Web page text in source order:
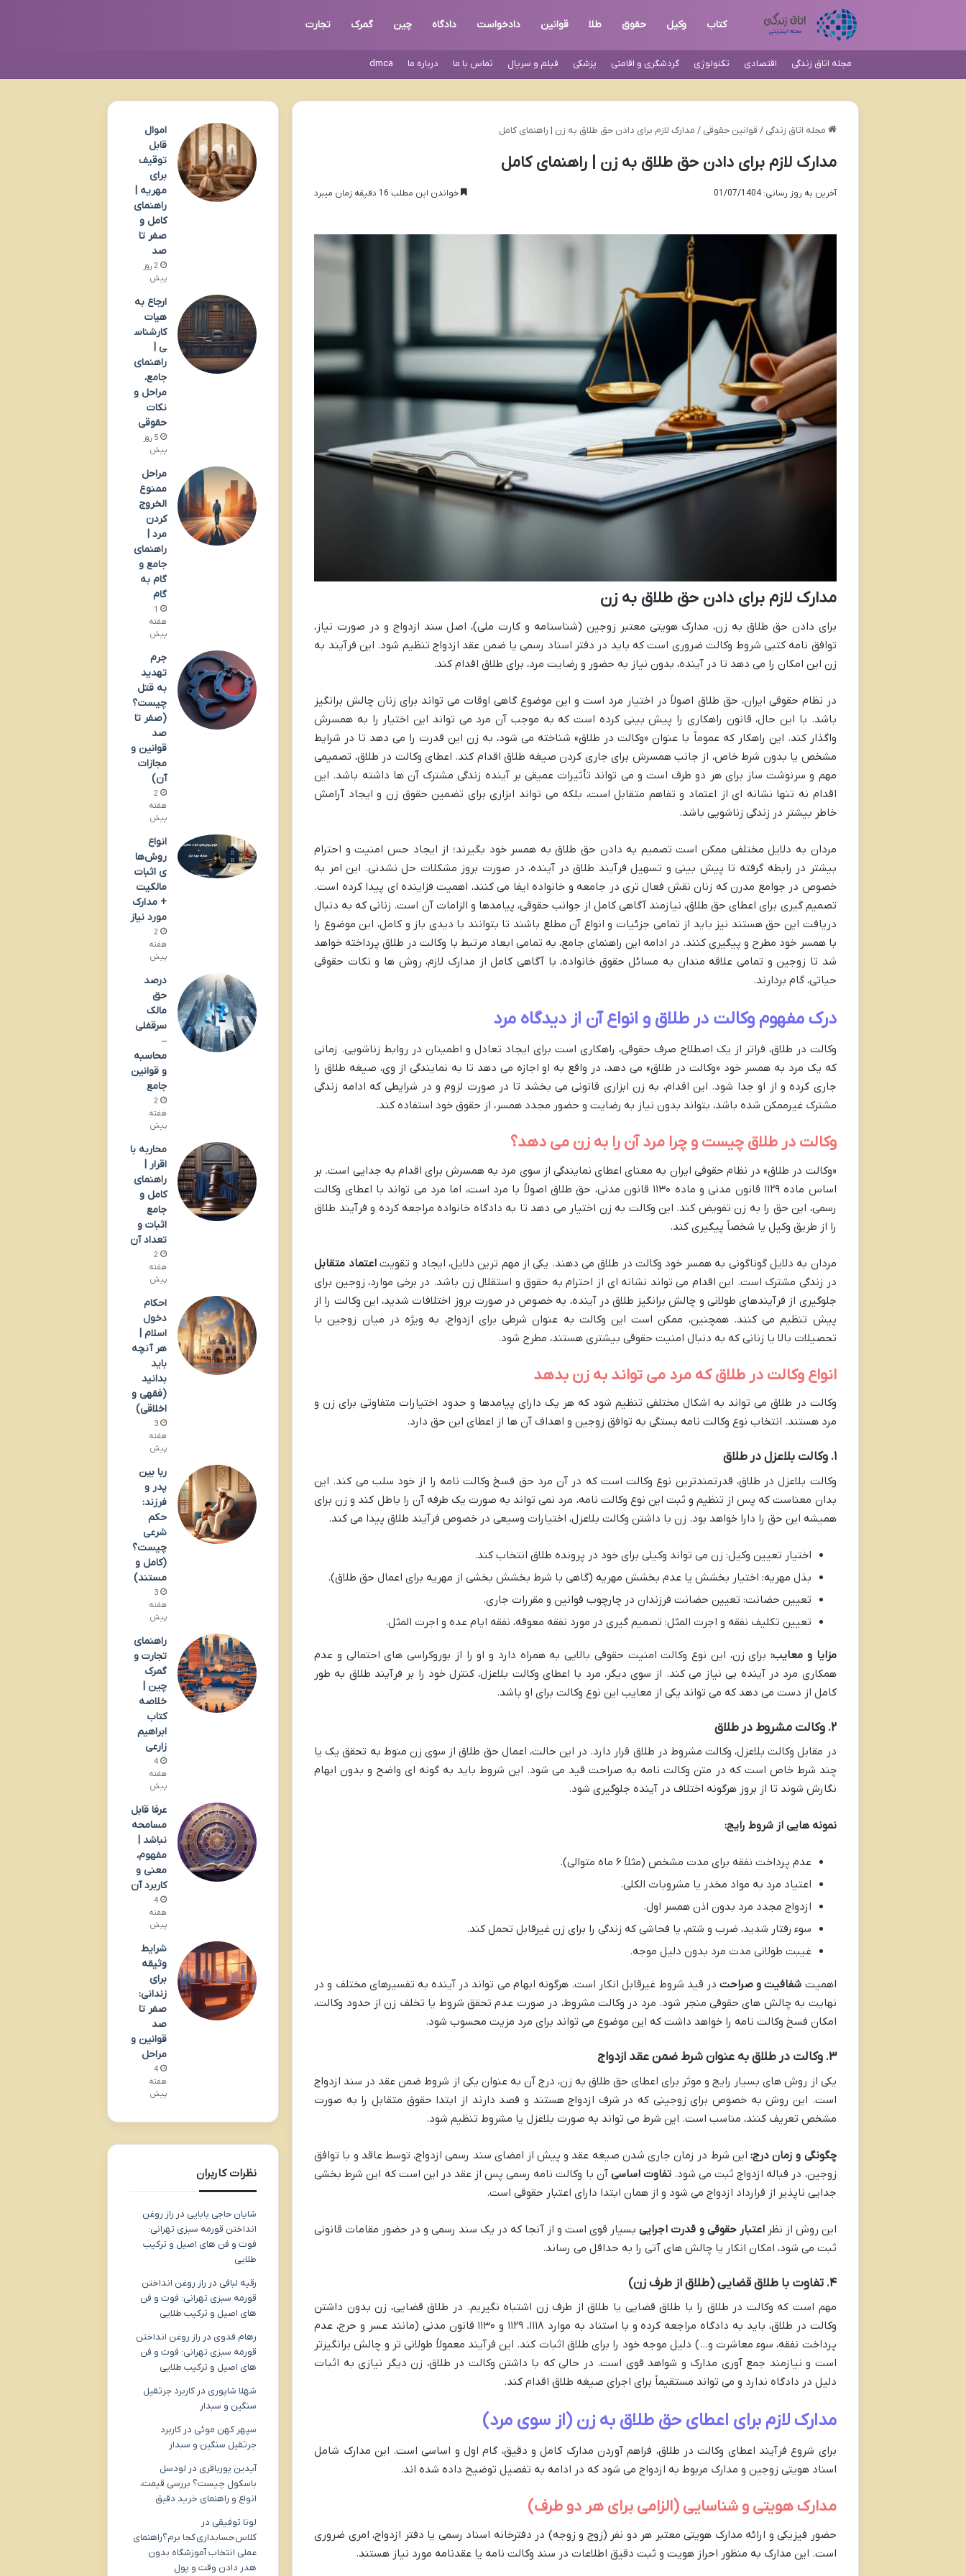
کتاب وکیل حقوق طلا قوانین دادخواست دادگاه چین گمرک تجارت
مجله اتاق زندگی اقتصادی تکنولوژی گردشگری و اقامتی پزشکی فیلم و سریال تماس با ما درباره ما dmca
مجله اتاق زندگی / قوانین حقوقی / مدارک لازم برای دادن حق طلاق به زن | راهنمای کامل
مدارک لازم برای دادن حق طلاق به زن | راهنمای کامل
آخرین به روز رسانی: 01/07/1404 خواندن این مطلب 16 دقیقه زمان میبرد
مدارک لازم برای دادن حق طلاق به زن
برای دادن حق طلاق به زن، مدارک هویتی معتبر زوجین (شناسنامه و کارت ملی)، اصل سند ازدواج و در صورت نیاز،
توافق نامه کتبی شروط وکالت ضروری است که باید در دفتر اسناد رسمی یا ضمن عقد ازدواج تنظیم شود. این فرآیند به
زن این امکان را می دهد تا در آینده، بدون نیاز به حضور و رضایت مرد، برای طلاق اقدام کند.
در نظام حقوقی ایران، حق طلاق اصولاً در اختیار مرد است و این موضوع گاهی اوقات می تواند برای زنان چالش برانگیز
باشد. با این حال، قانون راهکاری را پیش بینی کرده است که به موجب آن مرد می تواند این اختیار را به همسرش
واگذار کند. این راهکار که عموماً با عنوان «وکالت در طلاق» شناخته می شود، به زن این قدرت را می دهد تا در شرایط
مشخص یا بدون شرط خاص، از جانب همسرش برای جاری کردن صیغه طلاق اقدام کند. اعطای وکالت در طلاق، تصمیمی
مهم و سرنوشت ساز برای هر دو طرف است و می تواند تأثیرات عمیقی بر آینده زندگی مشترک آن ها داشته باشد. این
اقدام نه تنها نشانه ای از اعتماد و تفاهم متقابل است، بلکه می تواند ابزاری برای تضمین حقوق زن و ایجاد آرامش
خاطر بیشتر در زندگی زناشویی باشد.
مردان به دلایل مختلفی ممکن است تصمیم به دادن حق طلاق به همسر خود بگیرند؛ از ایجاد حس امنیت و احترام
بیشتر در رابطه گرفته تا پیش بینی و تسهیل فرآیند طلاق در آینده، در صورت بروز مشکلات حل نشدنی. این امر به
خصوص در جوامع مدرن که زنان نقش فعال تری در جامعه و خانواده ایفا می کنند، اهمیت فزاینده ای پیدا کرده است.
تصمیم گیری برای اعطای حق طلاق، نیازمند آگاهی کامل از جوانب حقوقی، پیامدها و الزامات آن است. زنانی که به دنبال
دریافت این حق هستند نیز باید از تمامی جزئیات و انواع آن مطلع باشند تا بتوانند با دیدی باز و کامل، این موضوع را
با همسر خود مطرح و پیگیری کنند. در ادامه این راهنمای جامع، به تمامی ابعاد مرتبط با وکالت در طلاق پرداخته خواهد
شد تا زوجین و تمامی علاقه مندان به مسائل حقوق خانواده، با آگاهی کامل از مدارک لازم، روش ها و نکات حقوقی
حیاتی، گام بردارند.
درک مفهوم وکالت در طلاق و انواع آن از دیدگاه مرد
وکالت در طلاق، فراتر از یک اصطلاح صرف حقوقی، راهکاری است برای ایجاد تعادل و اطمینان در روابط زناشویی. زمانی
که یک مرد به همسر خود «وکالت در طلاق» می دهد، در واقع به او اجازه می دهد تا به نمایندگی از وی، صیغه طلاق را
جاری کرده و از او جدا شود. این اقدام، به زن ابزاری قانونی می بخشد تا در صورت لزوم و در شرایطی که ادامه زندگی
مشترک غیرممکن شده باشد، بتواند بدون نیاز به رضایت و حضور مجدد همسر، از حقوق خود استفاده کند.
وکالت در طلاق چیست و چرا مرد آن را به زن می دهد؟
«وکالت در طلاق» در نظام حقوقی ایران به معنای اعطای نمایندگی از سوی مرد به همسرش برای اقدام به جدایی است. بر
اساس ماده ۱۱۲۹ قانون مدنی و ماده ۱۱۳۰ قانون مدنی، حق طلاق اصولاً با مرد است، اما مرد می تواند با اعطای وکالت
رسمی، این حق را به زن تفویض کند. این وکالت به زن اختیار می دهد تا به دادگاه خانواده مراجعه کرده و فرآیند طلاق
را از طریق وکیل یا شخصاً پیگیری کند.
مردان به دلایل گوناگونی به همسر خود وکالت در طلاق می دهند. یکی از مهم ترین دلایل، ایجاد و تقویتاعتماد متقابل
در زندگی مشترک است. این اقدام می تواند نشانه ای از احترام به حقوق و استقلال زن باشد. در برخی موارد، زوجین برای
جلوگیری از فرآیندهای طولانی و چالش برانگیز طلاق در آینده، به خصوص در صورت بروز اختلافات شدید، این وکالت را از
پیش تنظیم می کنند. همچنین، ممکن است این وکالت به عنوان شرطی برای ازدواج، به ویژه در میان زوجین با
تحصیلات بالا یا زنانی که به دنبال امنیت حقوقی بیشتری هستند، مطرح شود.
انواع وکالت در طلاق که مرد می تواند به زن بدهد
وکالت در طلاق می تواند به اشکال مختلفی تنظیم شود که هر یک دارای پیامدها و حدود اختیارات متفاوتی برای زن و
مرد هستند. انتخاب نوع وکالت نامه بستگی به توافق زوجین و اهداف آن ها از اعطای این حق دارد.
۱. وکالت بلاعزل در طلاق
وکالت بلاعزل در طلاق، قدرتمندترین نوع وکالت است که در آن مرد حق فسخ وکالت نامه را از خود سلب می کند. این
بدان معناست که پس از تنظیم و ثبت این نوع وکالت نامه، مرد نمی تواند به صورت یک طرفه آن را باطل کند و زن برای
همیشه این حق را دارا خواهد بود. زن با داشتن وکالت بلاعزل، اختیارات وسیعی در خصوص فرآیند طلاق پیدا می کند.
اختیار تعیین وکیل: زن می تواند وکیلی برای خود در پرونده طلاق انتخاب کند.
بذل مهریه: اختیار بخشش یا عدم بخشش مهریه (گاهی با شرط بخشش بخشی از مهریه برای اعمال حق طلاق).
تعیین حضانت: تعیین حضانت فرزندان در چارچوب قوانین و مقررات جاری.
تعیین تکلیف نفقه و اجرت المثل: تصمیم گیری در مورد نفقه معوقه، نفقه ایام عده و اجرت المثل.
مزایا و معایب:برای زن، این نوع وکالت امنیت حقوقی بالایی به همراه دارد و او را از بوروکراسی های احتمالی و عدم
همکاری مرد در آینده بی نیاز می کند. از سوی دیگر، مرد با اعطای وکالت بلاعزل، کنترل خود را بر فرآیند طلاق به طور
کامل از دست می دهد که می تواند یکی از معایب این نوع وکالت برای او باشد.
۲. وکالت مشروط در طلاق
در مقابل وکالت بلاعزل، وکالت مشروط در طلاق قرار دارد. در این حالت، اعمال حق طلاق از سوی زن منوط به تحقق یک یا
چند شرط خاص است که در متن وکالت نامه به صراحت قید می شود. این شروط باید به گونه ای واضح و بدون ابهام
نگارش شوند تا از بروز هرگونه اختلاف در آینده جلوگیری شود.
نمونه هایی از شروط رایج:
عدم پرداخت نفقه برای مدت مشخص (مثلاً ۶ ماه متوالی).
اعتیاد مرد به مواد مخدر یا مشروبات الکلی.
ازدواج مجدد مرد بدون اذن همسر اول.
سوء رفتار شدید، ضرب و شتم، یا فحاشی که زندگی را برای زن غیرقابل تحمل کند.
غیبت طولانی مدت مرد بدون دلیل موجه.
اهمیت شفافیت و صراحتدر قید شروط غیرقابل انکار است. هرگونه ابهام می تواند در آینده به تفسیرهای مختلف و در
نهایت به چالش های حقوقی منجر شود. مرد در وکالت مشروط، در صورت عدم تحقق شروط یا تخلف زن از حدود وکالت،
امکان فسخ وکالت نامه را خواهد داشت که این موضوع می تواند برای مرد مزیت محسوب شود.
۳. وکالت در طلاق به عنوان شرط ضمن عقد ازدواج
یکی از روش های بسیار رایج و موثر برای اعطای حق طلاق به زن، درج آن به عنوان یکی از شروط ضمن عقد در سند ازدواج
است. این روش به خصوص برای زوجینی که در شرف ازدواج هستند و قصد دارند از ابتدا حقوق متقابل را به صورت
مشخص تعریف کنند، مناسب است. این شرط می تواند به صورت بلاعزل یا مشروط تنظیم شود.
چگونگی و زمان درج:این شرط در زمان جاری شدن صیغه عقد و پیش از امضای سند رسمی ازدواج، توسط عاقد و با توافق
زوجین، در قباله ازدواج ثبت می شود.تفاوت اساسی آن با وکالت نامه رسمی پس از عقد در این است که این شرط بخشی
جدایی ناپذیر از قرارداد ازدواج می شود و از همان ابتدا دارای اعتبار حقوقی است.
این روش از نظراعتبار حقوقی و قدرت اجراییبسیار قوی است و از آنجا که در یک سند رسمی و در حضور مقامات قانونی
ثبت می شود، امکان انکار یا چالش های آتی را به حداقل می رساند.
۴. تفاوت با طلاق قضایی (طلاق از طرف زن)
مهم است که وکالت در طلاق را با طلاق قضایی یا طلاق از طرف زن اشتباه نگیریم. در طلاق قضایی، زن بدون داشتن
وکالت در طلاق، باید به دادگاه مراجعه کرده و با استناد به موارد ۱۱۱۸، ۱۱۲۹ و ۱۱۳۰ قانون مدنی (مانند عسر و حرج، عدم
پرداخت نفقه، سوء معاشرت و…) دلیل موجه خود را برای طلاق اثبات کند. این فرآیند معمولاً طولانی تر و چالش برانگیزتر
است و نیازمند جمع آوری مدارک و شواهد قوی است. در حالی که با داشتن وکالت در طلاق، زن دیگر نیازی به اثبات
دلیل در دادگاه ندارد و می تواند مستقیماً برای اجرای صیغه طلاق اقدام کند.
مدارک لازم برای اعطای حق طلاق به زن (از سوی مرد)
برای شروع فرآیند اعطای وکالت در طلاق، فراهم آوردن مدارک کامل و دقیق، گام اول و اساسی است. این مدارک شامل
اسناد هویتی زوجین و مدارک مربوط به ازدواج می شود که در ادامه به تفصیل توضیح داده شده اند.
مدارک هویتی و شناسایی (الزامی برای هر دو طرف)
حضور فیزیکی و ارائه مدارک هویتی معتبر هر دو نفر (زوج و زوجه) در دفترخانه اسناد رسمی یا دفتر ازدواج، امری ضروری
است. این مدارک به منظور احراز هویت و ثبت دقیق اطلاعات در سند وکالت نامه یا عقدنامه مورد نیاز هستند.
اموال
قابل
توقیف
برای
مهریه |
راهنمای
کامل و
صفر تا
صد
2 روز
پیش
ارجاع به
هیات
کارشناس
ی |
راهنمای
جامع،
مراحل و
نکات
حقوقی
5 روز
پیش
مراحل
ممنوع
الخروج
کردن
مرد |
راهنمای
جامع و
گام به
گام
1
هفته
پیش
جرم
تهدید
به قتل
چیست؟
(صفر تا
صد
قوانین و
مجازات
آن)
2
هفته
پیش
انواع
روش‌ها
ی اثبات
مالکیت
+ مدارک
مورد نیاز
2
هفته
پیش
درصد
حق
مالک
سرقفلی
–
محاسبه
و قوانین
جامع
2
هفته
پیش
محاربه با
اقرار |
راهنمای
کامل و
جامع
اثبات و
تعداد آن
2
هفته
پیش
احکام
دخول
اسلام |
هر آنچه
باید
بدانید
(فقهی و
اخلاقی)
3
هفته
پیش
ربا بین
پدر و
فرزند:
حکم
شرعی
چیست؟
(کامل و
مستند)
3
هفته
پیش
راهنمای
تجارت و
گمرک
چین |
خلاصه
کتاب
ابراهیم
زارعی
4
هفته
پیش
عرفا قابل
مسامحه
نباشد |
مفهوم،
معنی و
کاربرد آن
4
هفته
پیش
شرایط
وثیقه
برای
زندانی:
صفر تا
صد
قوانین و
مراحل
4
هفته
پیش
نظرات کاربران
شایان حاجی بابایی در راز روغن
انداختن قورمه سبزی تهرانی:
فوت و فن های اصیل و ترکیب
طلایی
رقیه لبافی در راز روغن انداختن
قورمه سبزی تهرانی: فوت و فن
های اصیل و ترکیب طلایی
رهام فدوی در راز روغن انداختن
قورمه سبزی تهرانی: فوت و فن
های اصیل و ترکیب طلایی
شهلا شاپوری در کاربرد جرثقیل
سنگین و سبدار
سپهر کهن موئی در کاربرد
جرثقیل سنگین و سبدار
آیدین پورباقری در لودسل
باسکول چیست؟ بررسی قیمت،
انواع و راهنمای خرید دقیق
لونا توفیقی در
کلاس حسابداری کجا برم؟راهنمای
عملی انتخاب آموزشگاه بدون
هدر دادن وقت و پول